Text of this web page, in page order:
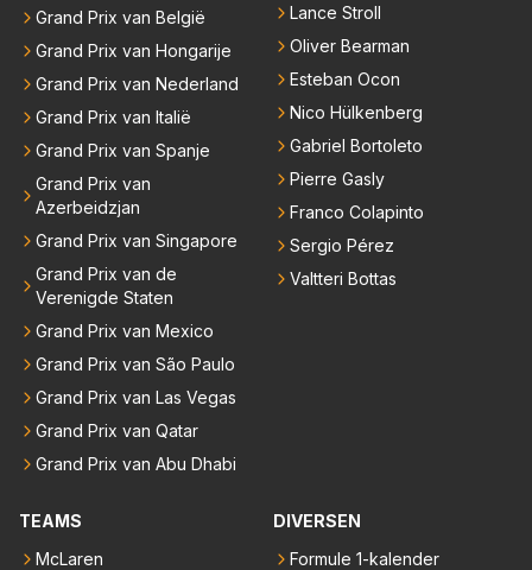
Grand Prix van België
Grand Prix van Hongarije
Grand Prix van Nederland
Grand Prix van Italië
Grand Prix van Spanje
Grand Prix van
Azerbeidzjan
Grand Prix van Singapore
Grand Prix van de
Verenigde Staten
Grand Prix van Mexico
Grand Prix van São Paulo
Grand Prix van Las Vegas
Grand Prix van Qatar
Grand Prix van Abu Dhabi
Lance Stroll
Oliver Bearman
Esteban Ocon
Nico Hülkenberg
Gabriel Bortoleto
Pierre Gasly
Franco Colapinto
Sergio Pérez
Valtteri Bottas
TEAMS
McLaren
DIVERSEN
Formule 1-kalender